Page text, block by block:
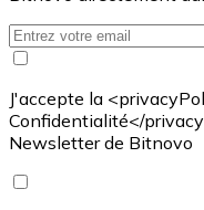
J'accepte la
Confidentialité</
Newsletter de Bitnovo